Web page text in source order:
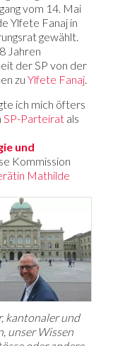
vom 14. Mai
Ylfete Fanaj in
gewählt.
Jahren
der SP von der
zu Ylfete Fanaj.
ich mich öfters
SP-Parteirat als
und
Kommission
Mathilde
kantonaler und
unser Wissen